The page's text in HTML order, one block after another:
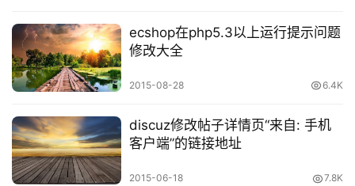
业
动
态
碎
碎
念
ecshop在php5.3以上运行提示问题
修改大全
2015-08-28 6.4K
discuz修改帖子详情页“来自: 手机
客户端”的链接地址
2015-06-18 7.8K